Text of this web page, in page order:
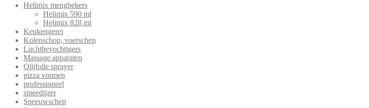
Helimix mengbekers
Helimix 590 ml
Helimix 828 ml
Keukengerei
Kolenschop, voerschep
Luchtbevochtigers
Massage apparaten
Olijfolie sprayer
pizza vormen
professioneel
smeedijzer
Sneeuwschep